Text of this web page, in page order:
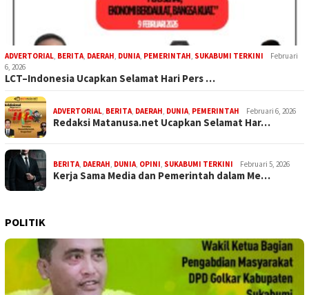
ADVERTORIAL, BERITA, DAERAH, DUNIA, PEMERINTAH, SUKABUMI TERKINI
Februari
6, 2026
LCT–Indonesia Ucapkan Selamat Hari Pers …
ADVERTORIAL, BERITA, DAERAH, DUNIA, PEMERINTAH Februari 6, 2026
Redaksi Matanusa.net Ucapkan Selamat Har…
BERITA, DAERAH, DUNIA, OPINI, SUKABUMI TERKINI Februari 5, 2026
Kerja Sama Media dan Pemerintah dalam Me…
POLITIK